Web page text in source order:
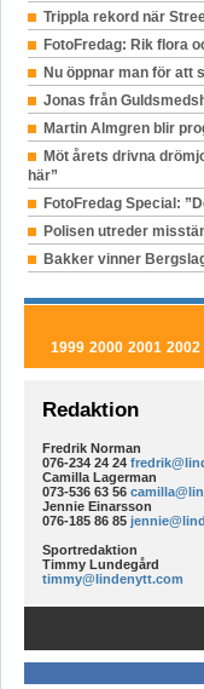
Trippla rekord när
FotoFredag: Rik flora
Nu öppnar man för att
Jonas från
Martin Almgren blir
Möt årets drivna
här”
FotoFredag Special:
Polisen utreder
Bakker vinner
1999 2000 2001 2002
Redaktion
Fredrik Norman
076-234 24 24
Camilla Lagerman
073-536 63 56
Jennie Einarsson
076-185 86 85
Sportredaktion
Timmy Lundegård
timmy@lindenytt.com